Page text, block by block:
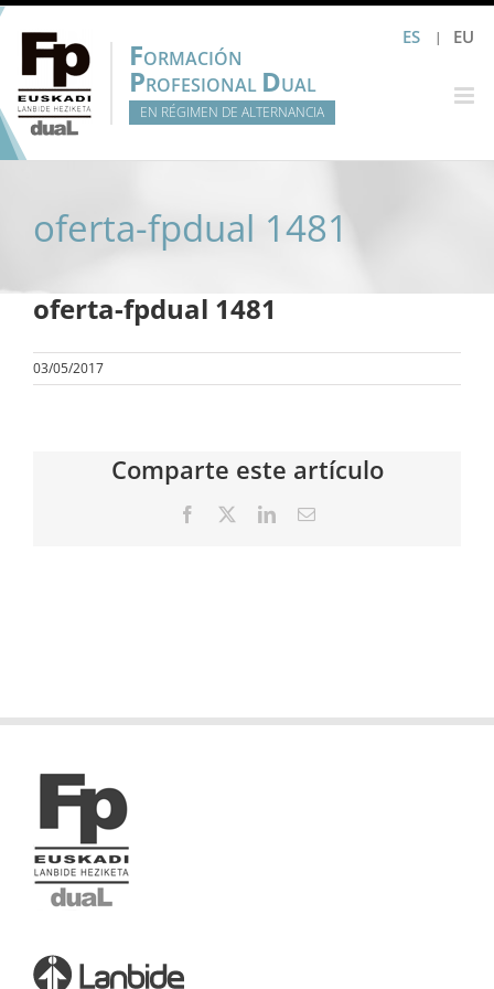
Saltar
contenido
ES EU
FORMACIÓN
PROFESIONAL DUAL
EN RÉGIMEN DE ALTERNANCIA
oferta-fpdual 1481
oferta-fpdual 1481
03/05/2017
Comparte este artículo
Facebook LinkedInCorreo